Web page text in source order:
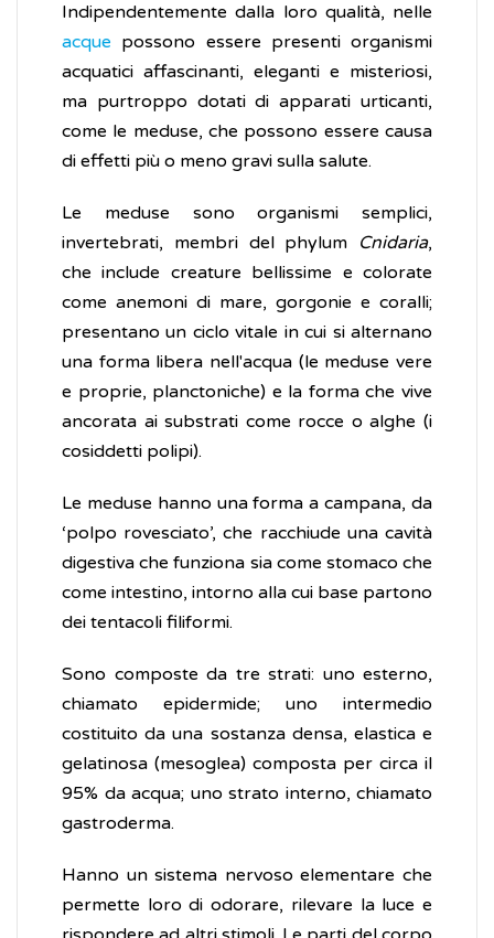
Indipendentemente dalla loro qualità, nelle
acque possono essere presenti organismi
acquatici affascinanti, eleganti e misteriosi,
ma purtroppo dotati di apparati urticanti,
come le meduse, che possono essere causa
di effetti più o meno gravi sulla salute.
Le meduse sono organismi semplici,
invertebrati, membri del phylum Cnidaria,
che include creature bellissime e colorate
come anemoni di mare, gorgonie e coralli;
presentano un ciclo vitale in cui si alternano
una forma libera nell'acqua (le meduse vere
e proprie, planctoniche) e la forma che vive
ancorata ai substrati come rocce o alghe (i
cosiddetti polipi).
Le meduse hanno una forma a campana, da
‘polpo rovesciato’, che racchiude una cavità
digestiva che funziona sia come stomaco che
come intestino, intorno alla cui base partono
dei tentacoli filiformi.
Sono composte da tre strati: uno esterno,
chiamato epidermide; uno intermedio
costituito da una sostanza densa, elastica e
gelatinosa (mesoglea) composta per circa il
95% da acqua; uno strato interno, chiamato
gastroderma.
Hanno un sistema nervoso elementare che
permette loro di odorare, rilevare la luce e